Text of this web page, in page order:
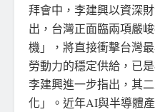
拜會中，李建興以資深
出，台灣正面臨兩項嚴
機」，將直接衝擊台灣
勞動力的穩定供給，已
李建興進一步指出，其
化」。近年AI與半導體